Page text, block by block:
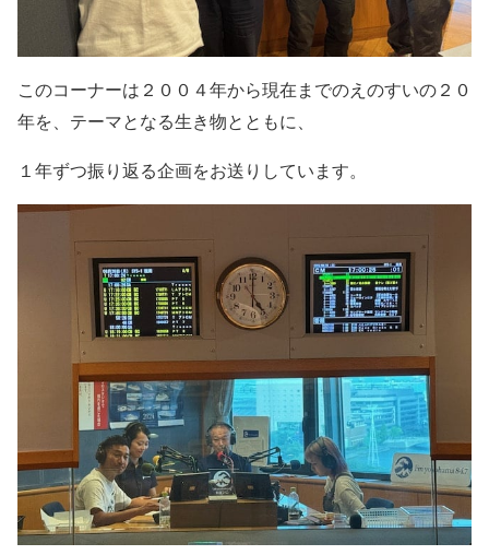
このコーナーは２００４年から現在までのえのすいの２０
年を、 テーマとなる生き物とともに、
１年ずつ振り返る企画をお送りしています。